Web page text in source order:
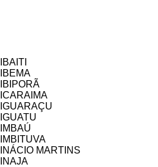
IBAITI
IBEMA
IBIPORÃ
ICARAIMA
IGUARAÇU
IGUATU
IMBAÚ
IMBITUVA
INÁCIO MARTINS
INAJA